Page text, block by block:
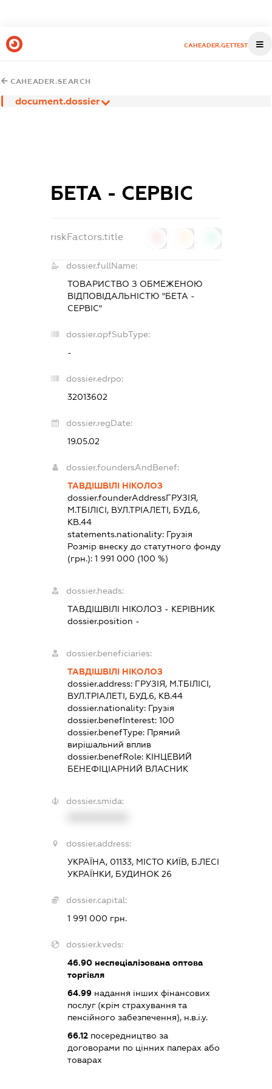
CAHEADER.GETTEST
CAHEADER.SEARCH
document.dossier
БЕТА - СЕРВІС
riskFactors.title
dossier.fullName:
ТОВАРИСТВО З ОБМЕЖЕНОЮ
ВІДПОВІДАЛЬНІСТЮ "БЕТА -
СЕРВІС"
dossier.opfSubType:
-
dossier.edrpo:
32013602
dossier.regDate:
19.05.02
dossier.foundersAndBenef:
ТАВДІШВІЛІ НІКОЛОЗ
dossier.founderAddressГРУЗІЯ,
М.ТБІЛІСІ, ВУЛ.ТРІАЛЕТІ, БУД.6,
КВ.44
statements.nationality: Грузія
Розмір внеску до статутного фонду
(грн.): 1 991 000 (100 %)
dossier.heads:
ТАВДІШВІЛІ НІКОЛОЗ - КЕРІВНИК
dossier.position -
dossier.beneficiaries:
ТАВДІШВІЛІ НІКОЛОЗ
dossier.address: ГРУЗІЯ, М.ТБІЛІСІ,
ВУЛ.ТРІАЛЕТІ, БУД.6, КВ.44
dossier.nationality: Грузія
dossier.benefInterest: 100
dossier.benefType: Прямий
вирішальний вплив
dossier.benefRole: КІНЦЕВИЙ
БЕНЕФІЦІАРНИЙ ВЛАСНИК
dossier.smida:
dossier.address:
УКРАЇНА, 01133, МІСТО КИЇВ, Б.ЛЕСІ
УКРАЇНКИ, БУДИНОК 26
dossier.capital:
1 991 000 грн.
dossier.kveds:
46.90неспеціалізована оптова
торгівля
64.99надання інших фінансових
послуг (крім страхування та
пенсійного забезпечення), н.в.і.у.
66.12посередництво за
договорами по цінних паперах або
товарах